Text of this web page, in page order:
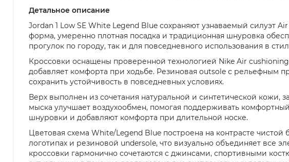
Детальное описание
Jordan 1 Low SE White Legend Blue сохраняют узнаваемый силуэт
форма, умеренно плотная посадка и традиционная шнуровка
прогулок по городу, так и для повседневного использования в
Кроссовки оснащены проверенной технологией Nike Air
добавляет комфорта при ходьбе. Резиновая outsole с рельефным
сохранить устойчивость в повседневных условиях.
Верх выполнен из сочетания натуральной и синтетической кожи,
мыска улучшает воздухообмен, помогая поддерживать
шнуровки и добавляют комфорта при длительной носке.
Цветовая схема White/Legend Blue построена на контрасте чистой
логотипах и резиновой undersole, что визуально объединяет все
кроссовки гармонично сочетаются с джинсами, спортивными